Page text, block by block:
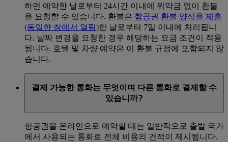
하면 예약한 날로부터 24시간 이내에 위약금 없이 환불
을 요청할 수 있습니다. 환불은 항공권 환불 양식을 제출
(동일한 창에서 열림)한 날로부터 7일 이내에 처리됩니
다. 날짜 변경을 요청한 경우 해당하는 요금 조건이 적용
됩니다. 호텔 및 차량 예약은 이 환불 규정에 포함되지 않
습니다.
결제 가능한 통화는 무엇이며 다른 통화로 결제할 수
있습니까?
항공권을 온라인으로 예약할 때는 일반적으로 출발 국가
에서 사용되는 통화로 전체 비용의 견적이 제시됩니다.